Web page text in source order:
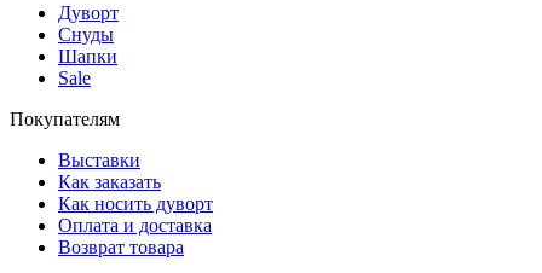
Дуворт
Снуды
Шапки
Sale
Покупателям
Выставки
Как заказать
Как носить дуворт
Оплата и доставка
Возврат товара